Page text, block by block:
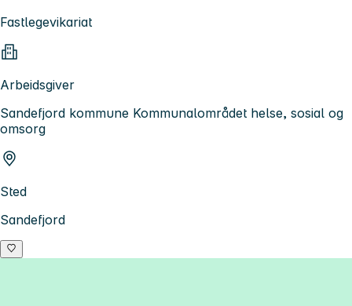
Fastlegevikariat
Arbeidsgiver
Sandefjord kommune Kommunalområdet helse, sosial og
omsorg
Sted
Sandefjord